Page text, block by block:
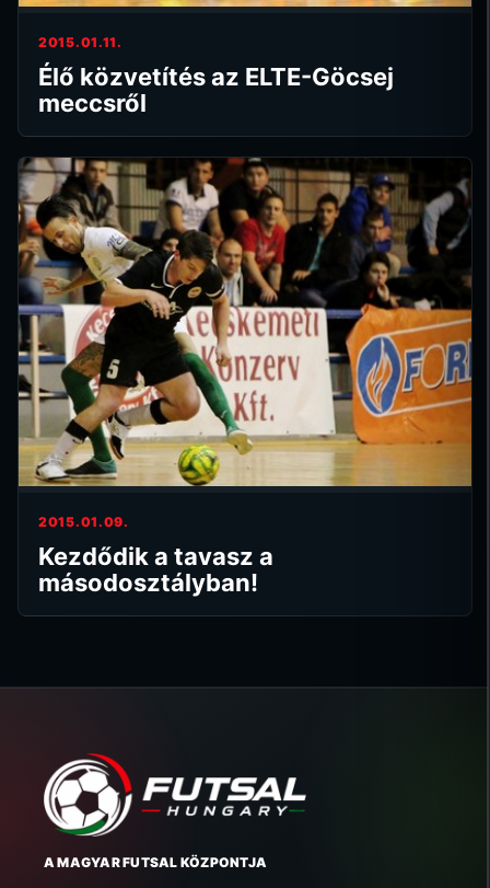
2015.01.11.
Élő közvetítés az ELTE-Göcsej
meccsről
2015.01.09.
Kezdődik a tavasz a
másodosztályban!
A MAGYAR FUTSAL KÖZPONTJA